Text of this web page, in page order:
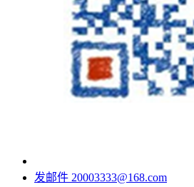
发邮件 20003333@168.com